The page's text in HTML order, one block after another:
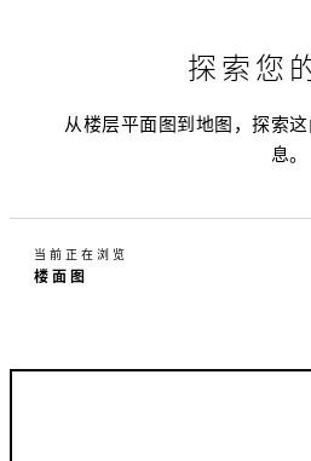
探索您
从楼层平面图到地图，探索
息。
当前正在浏览